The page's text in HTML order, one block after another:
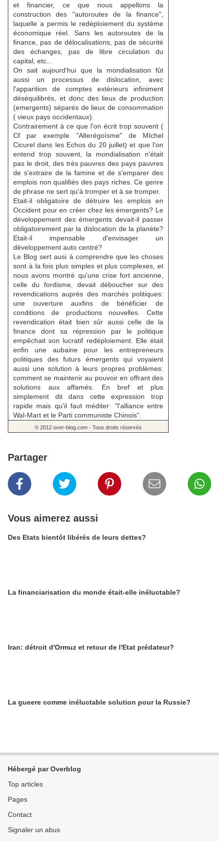
et financier, ce que nous appellons la
construction des "autoroutes de la finance",
laquelle a permis le redéploiement du système
économique réel. Sans les autoroutes de la
finance, pas de délocalisations, pas de sécurité
des échanges, pas de libre circulation du
capital, etc...
On sait aujourd'hui que la mondialisation fût
aussi un processus de dislocation, avec
l'apparition de comptes extérieurs infiniment
déséquilibrés, et donc des lieux de production
(emergents) séparés de lieux de consommation
( vieux pays occidentaux).
Contrairement à ce que l'on écrit trop souvent (
Cf par exemple "Alterégoïsme" de MIchel
Cicurel dans les Echos du 20 juillet) et que l'on
entend trop souvent, la mondialisation n'était
pas le droit, des très pauvres des pays pauvres
de s'extraire de la famine et de s'emparer des
emplois non qualifiés des pays riches. Ce genre
de phrase ne sert qu'à tromper et à se tromper.
Etait-il obligatoire de détruire les emplois en
Occident pour en créer chez les émergents? Le
développement des émergents devait-il passer
obligatoirement par la dislocation de la planète?
Etait-il impensable d'envisager un
développement auto centré?
Le Blog sert ausi à comprendre que les choses
sont à la fois plus simples et plus complexes, et
nous avons montré qu'une crise fort ancienne,
celle du fordisme, devait déboucher sur des
revendications auprés des marchés politiques:
une ouverture auxfins de bénéficier de
conditions de productions nouvelles. Cette
revendication était bien sûr aussi celle de la
finance dont sa répression par le politique
empêchait son lucratif redéploiement. Elle était
enfin une aubaine pour les entrepreneurs
politiques des futurs émergents qui voyaient
aussi une solution à leurs propres problèmes:
comment se maintenir au pouvoir en offrant des
solutions aux affamés. En bref et plus
simplement dit dans cette expression trop
rapide mais qu'il faut méditer: "l'alliance entre
Wal-Mart et le Parti communiste Chinois".
© 2012 over-blog.com - Tous droits réservés
Partager
Vous aimerez aussi
Des Etats bientôt libérés de leurs dettes?
La financiarisation du monde était-elle inéluctable?
Iran: détroit d'Ormuz et retour de l'Etat prédateur?
La gueere comme inéluctable solution pour la Russie?
Hébergé par Overblog
Top articles
Pages
Contact
Signaler un abus